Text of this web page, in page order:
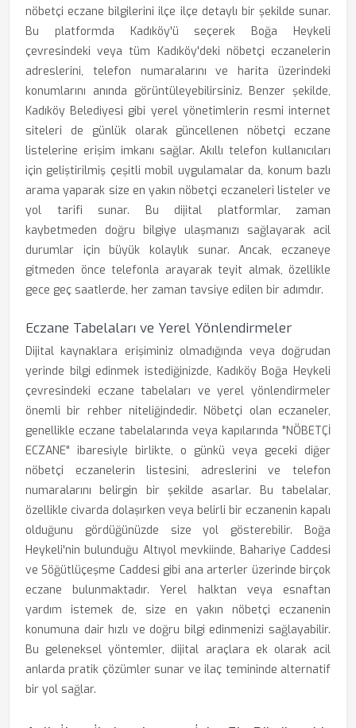
nöbetçi eczane bilgilerini ilçe ilçe detaylı bir şekilde sunar.
Bu platformda Kadıköy'ü seçerek Boğa Heykeli
çevresindeki veya tüm Kadıköy'deki nöbetçi eczanelerin
adreslerini, telefon numaralarını ve harita üzerindeki
konumlarını anında görüntüleyebilirsiniz. Benzer şekilde,
Kadıköy Belediyesi gibi yerel yönetimlerin resmi internet
siteleri de günlük olarak güncellenen nöbetçi eczane
listelerine erişim imkanı sağlar. Akıllı telefon kullanıcıları
için geliştirilmiş çeşitli mobil uygulamalar da, konum bazlı
arama yaparak size en yakın nöbetçi eczaneleri listeler ve
yol tarifi sunar. Bu dijital platformlar, zaman
kaybetmeden doğru bilgiye ulaşmanızı sağlayarak acil
durumlar için büyük kolaylık sunar. Ancak, eczaneye
gitmeden önce telefonla arayarak teyit almak, özellikle
gece geç saatlerde, her zaman tavsiye edilen bir adımdır.
Eczane Tabelaları ve Yerel Yönlendirmeler
Dijital kaynaklara erişiminiz olmadığında veya doğrudan
yerinde bilgi edinmek istediğinizde, Kadıköy Boğa Heykeli
çevresindeki eczane tabelaları ve yerel yönlendirmeler
önemli bir rehber niteliğindedir. Nöbetçi olan eczaneler,
genellikle eczane tabelalarında veya kapılarında "NÖBETÇİ
ECZANE" ibaresiyle birlikte, o günkü veya geceki diğer
nöbetçi eczanelerin listesini, adreslerini ve telefon
numaralarını belirgin bir şekilde asarlar. Bu tabelalar,
özellikle civarda dolaşırken veya belirli bir eczanenin kapalı
olduğunu gördüğünüzde size yol gösterebilir. Boğa
Heykeli'nin bulunduğu Altıyol mevkiinde, Bahariye Caddesi
ve Söğütlüçeşme Caddesi gibi ana arterler üzerinde birçok
eczane bulunmaktadır. Yerel halktan veya esnaftan
yardım istemek de, size en yakın nöbetçi eczanenin
konumuna dair hızlı ve doğru bilgi edinmenizi sağlayabilir.
Bu geleneksel yöntemler, dijital araçlara ek olarak acil
anlarda pratik çözümler sunar ve ilaç temininde alternatif
bir yol sağlar.